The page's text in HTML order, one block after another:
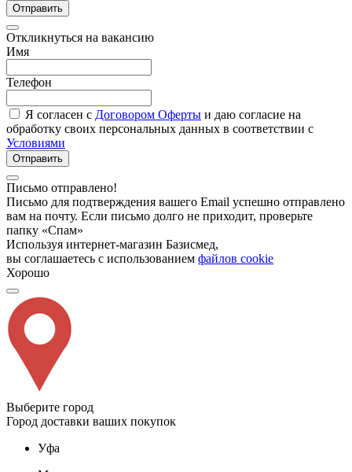
Отправить
Откликнуться на вакансию
Имя
Телефон
Я согласен с Договором Оферты и даю согласие на
обработку своих персональных данных в соответствии с
Условиями
Отправить
Письмо отправлено!
Письмо для подтверждения вашего Email успешно отправлено
вам на почту. Если письмо долго не приходит, проверьте
папку «Спам»
Используя интернет-магазин Базисмед,
вы соглашаетесь с использованием файлов cookie
Хорошо
Выберите город
Город доставки ваших покупок
Уфа